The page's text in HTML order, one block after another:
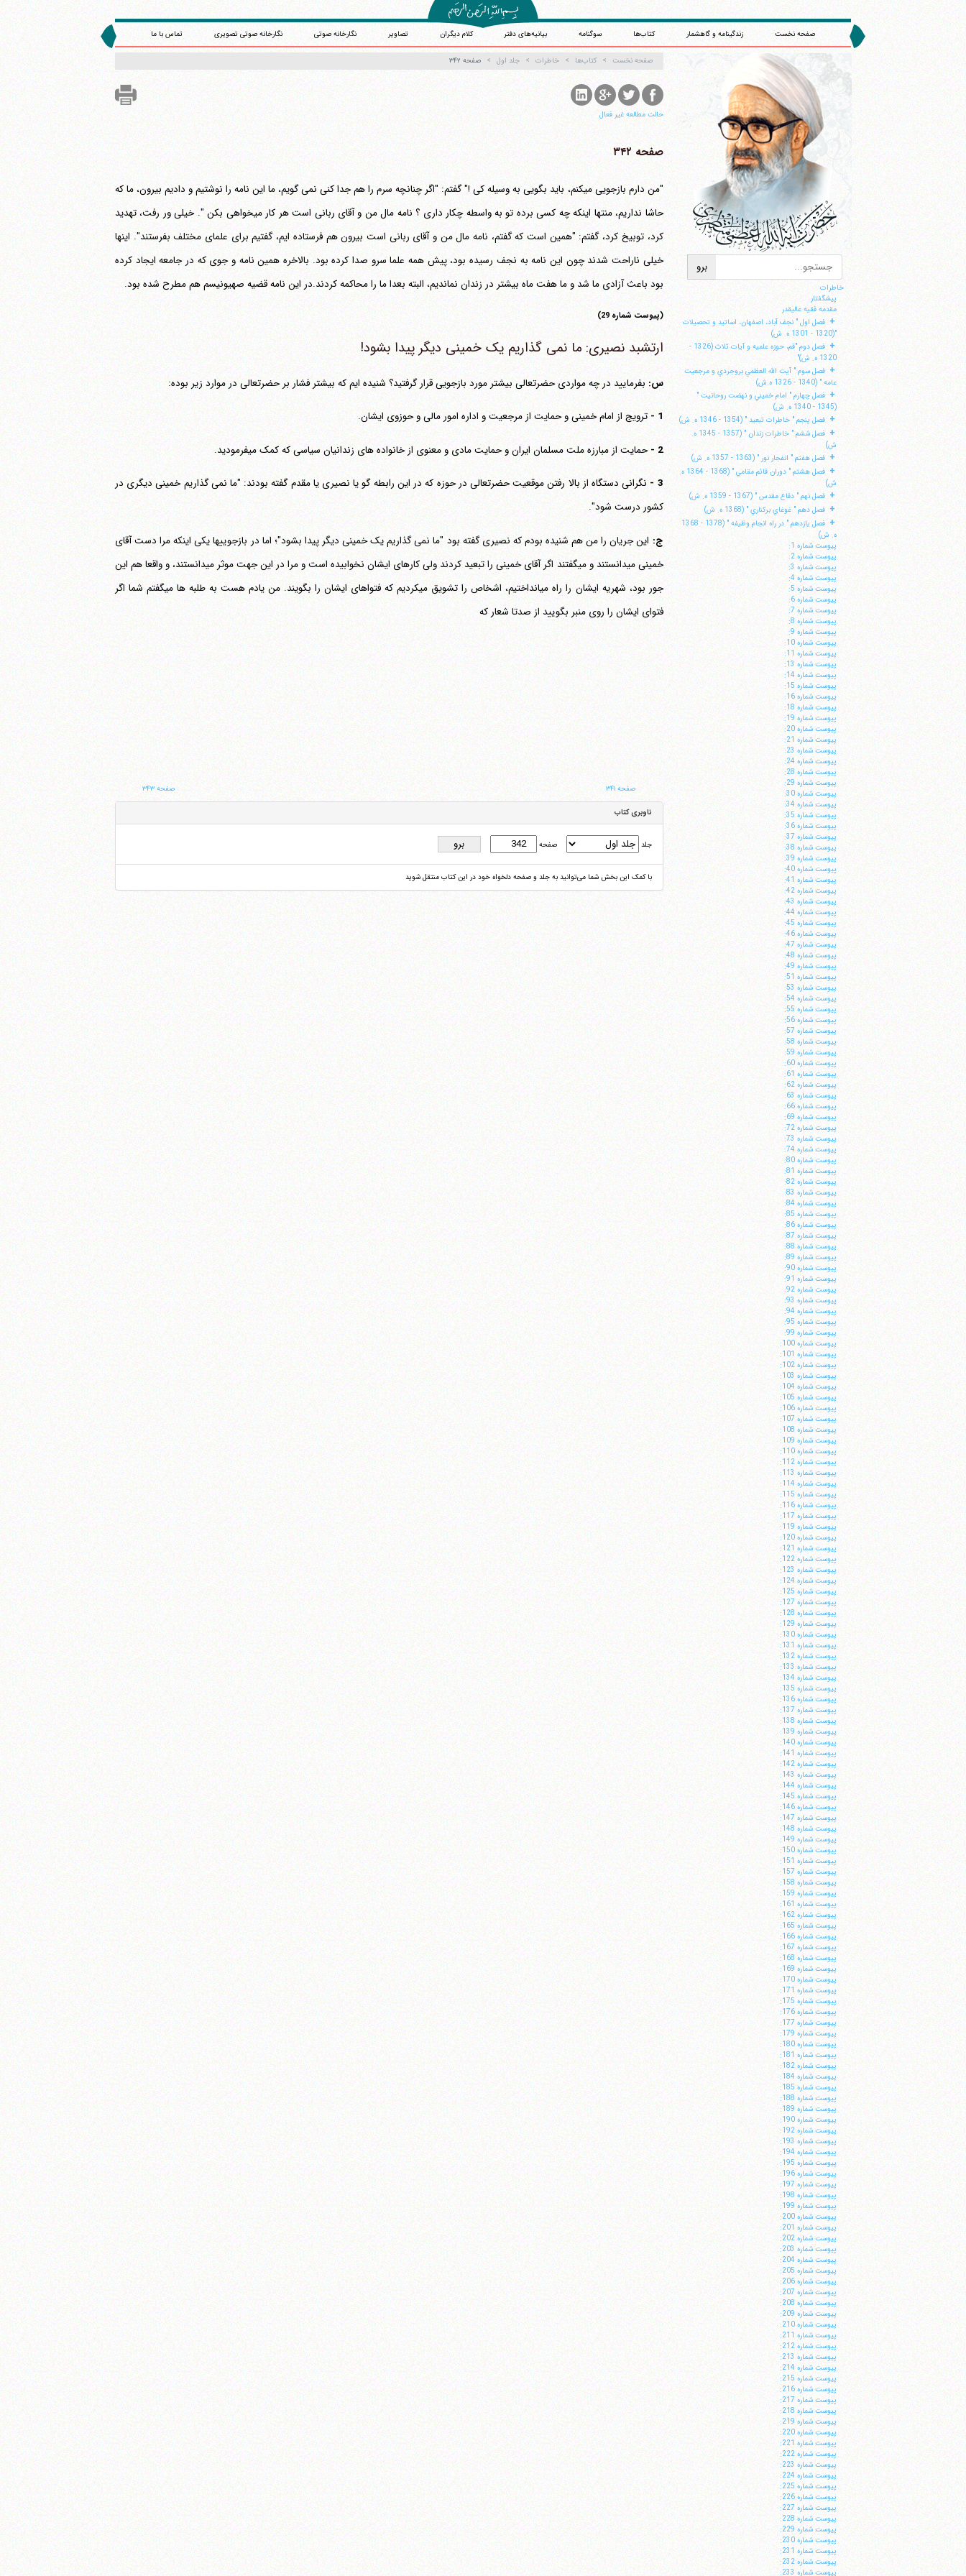
صفحه نخست زندگینامه و گاهشمار کتاب‌ها سوگنامه بیانیه‌های دفتر کلام دیگران تصاویر نگارخانه صوتی نگارخانه صوتی تصویری تماس با ما
خاطرات
پيشگفتار
مقدمه فقيه عاليقدر
+ فصل اول " نجف آباد، اصفهان، اساتيد و تحصيلات
"(1320 - 1301 ه. ش)
+
فصل دوم "قم، حوزه علميه و آيات ثلاث (1326 -
1320 ه. ش)"
+ فصل سوم " آيت الله العظمي بروجردي و مرجعيت
عامه " (1340 - 1326 ه.ش)
+ فصل چهارم " امام خميني و نهضت روحانيت "
(1345 - 1340 ه. ش)
+ فصل پنجم " خاطرات تبعيد " (1354 - 1346 ه. ش)
+
فصل ششم " خاطرات زندان " (1357 - 1345 ه.
ش)
+ فصل هفتم " انفجار نور " (1363 - 1357 ه. ش)
+
فصل هشتم " دوران قائم مقامي " (1368 - 1364 ه.
ش)
+ فصل نهم " دفاع مقدس " (1367 - 1359 ه. ش)
+ فصل دهم " غوغاي بركناري " (1368 ه. ش)
+
فصل يازدهم " در راه انجام وظيفه " (1378 - 1368
ه. ش)
پيوست شماره 1:
پيوست شماره 2:
پيوست شماره 3:
پيوست شماره 4:
پيوست شماره 5:
پيوست شماره 6:
پيوست شماره 7:
پيوست شماره 8:
پيوست شماره 9:
پيوست شماره 10:
پيوست شماره 11:
پيوست شماره 13:
پيوست شماره 14:
پيوست شماره 15:
پيوست شماره 16:
پيوست شماره 18:
پيوست شماره 19:
پيوست شماره 20:
پيوست شماره 21:
پيوست شماره 23:
پيوست شماره 24:
پيوست شماره 28:
پيوست شماره 29:
پيوست شماره 30:
پيوست شماره 34:
پيوست شماره 35:
پيوست شماره 36:
پيوست شماره 37:
پيوست شماره 38:
پيوست شماره 39:
پيوست شماره 40:
پيوست شماره 41:
پيوست شماره 42:
پيوست شماره 43:
پيوست شماره 44:
پيوست شماره 45:
پيوست شماره 46:
پيوست شماره 47:
پيوست شماره 48:
پيوست شماره 49:
پيوست شماره 51:
پيوست شماره 53:
پيوست شماره 54:
پيوست شماره 55:
پيوست شماره 56:
پيوست شماره 57:
پيوست شماره 58:
پيوست شماره 59:
پيوست شماره 60:
پيوست شماره 61:
پيوست شماره 62:
پيوست شماره 63:
پيوست شماره 66:
پيوست شماره 69:
پيوست شماره 72:
پيوست شماره 73:
پيوست شماره 74:
پيوست شماره 80:
پيوست شماره 81:
پيوست شماره 82:
پيوست شماره 83:
پيوست شماره 84:
پيوست شماره 85:
پيوست شماره 86:
پيوست شماره 87:
پيوست شماره 88:
پيوست شماره 89:
پيوست شماره 90:
پيوست شماره 91:
پيوست شماره 92:
پيوست شماره 93:
پيوست شماره 94:
پيوست شماره 95:
پيوست شماره 99:
پيوست شماره 100:
پيوست شماره 101:
پيوست شماره 102:
پيوست شماره 103:
پيوست شماره 104:
پيوست شماره 105:
پيوست شماره 106:
پيوست شماره 107:
پيوست شماره 108:
پيوست شماره 109:
پيوست شماره 110:
پيوست شماره 112:
پيوست شماره 113:
پيوست شماره 114:
پيوست شماره 115:
پيوست شماره 116:
پيوست شماره 117:
پيوست شماره 119:
پيوست شماره 120:
پيوست شماره 121:
پيوست شماره 122:
پيوست شماره 123:
پيوست شماره 124:
پيوست شماره 125:
پيوست شماره 127:
پيوست شماره 128:
پيوست شماره 129:
پيوست شماره 130:
پيوست شماره 131:
پيوست شماره 132:
پيوست شماره 133:
پيوست شماره 134:
پيوست شماره 135:
پيوست شماره 136:
پيوست شماره 137:
پيوست شماره 138:
پيوست شماره 139:
پيوست شماره 140:
پيوست شماره 141:
پيوست شماره 142:
پيوست شماره 143:
پيوست شماره 144:
پيوست شماره 145:
پيوست شماره 146:
پيوست شماره 147:
پيوست شماره 148:
پيوست شماره 149:
پيوست شماره 150:
پيوست شماره 151:
پيوست شماره 157:
پيوست شماره 158:
پيوست شماره 159:
پيوست شماره 161:
پيوست شماره 162:
پيوست شماره 165:
پيوست شماره 166:
پيوست شماره 167:
پيوست شماره 168:
پيوست شماره 169:
پيوست شماره 170:
پيوست شماره 171:
پيوست شماره 175:
پيوست شماره 176:
پيوست شماره 177:
پيوست شماره 179:
پيوست شماره 180:
پيوست شماره 181:
پيوست شماره 182:
پيوست شماره 184:
پيوست شماره 185:
پيوست شماره 188:
پيوست شماره 189:
پيوست شماره 190:
پيوست شماره 192:
پيوست شماره 193:
پيوست شماره 194:
پيوست شماره 195:
پيوست شماره 196:
پيوست شماره 197:
پيوست شماره 198:
پيوست شماره 199:
پيوست شماره 200:
پيوست شماره 201:
پيوست شماره 202:
پيوست شماره 203:
پيوست شماره 204:
پيوست شماره 205:
پيوست شماره 206:
پيوست شماره 207:
پيوست شماره 208:
پيوست شماره 209:
پيوست شماره 210:
پيوست شماره 211:
پيوست شماره 212:
پيوست شماره 213:
پيوست شماره 214:
پيوست شماره 215:
پيوست شماره 216:
پيوست شماره 217:
پيوست شماره 218:
پيوست شماره 219:
پيوست شماره 220:
پيوست شماره 221:
پيوست شماره 222:
پيوست شماره 223:
پيوست شماره 224:
پيوست شماره 225:
پيوست شماره 226:
پيوست شماره 227:
پيوست شماره 228:
پيوست شماره 229:
پيوست شماره 230:
پيوست شماره 231:
پيوست شماره 232:
پيوست شماره 233:
صفحه نخست کتاب‌ها خاطرات جلد اول صفحه ۳۴۲
حالت مطالعه غیر فعال
صفحه ۳۴۲
"من دارم بازجویی می‎کنم، باید بگویی به وسیله کی !" گفتم: "اگر چنانچه سرم را هم جدا کنی نمی گویم، ما این نامه را نوشتیم و دادیم بیرون، ما که
حاشا نداریم، منتها اینکه چه کسی برده تو به واسطه چکار داری ؟ نامه مال من و آقای ربانی است هر کار می‎خواهی بکن ". خیلی ور رفت، تهدید
کرد، توبیخ کرد، گفتم: "همین است که گفتم، نامه مال من و آقای ربانی است بیرون هم فرستاده ایم، گفتیم برای علمای مختلف بفرستند". اینها
خیلی ناراحت شدند چون این نامه به نجف رسیده بود، پیش همه علما سرو صدا کرده بود. بالاخره همین نامه و جوی که در جامعه ایجاد کرده
بود باعث آزادی ما شد و ما هفت ماه بیشتر در زندان نماندیم، البته بعدا ما را محاکمه کردند.در این نامه قضیه صهیونیسم هم مطرح شده بود.
(پیوست شماره 29)
ارتشبد نصیری: ما نمی گذاریم یک خمینی دیگر پیدا بشود!
س: بفرمایید در چه مواردی حضرتعالی بیشتر مورد بازجویی قرار گرفتید؟ شنیده ایم که بیشتر فشار بر حضرتعالی در موارد زیر بوده:
1 - ترویج از امام خمینی و حمایت از مرجعیت و اداره امور مالی و حوزوی ایشان.
2 - حمایت از مبارزه ملت مسلمان ایران و حمایت مادی و معنوی از خانواده های زندانیان سیاسی که کمک می‎فرمودید.
3 -
نگرانی دستگاه از بالا رفتن موقعیت حضرتعالی در حوزه که در این رابطه گو یا نصیری یا مقدم گفته بودند: "ما نمی گذاریم خمینی دیگری در
کشور درست شود".
ج: این جریان را من هم شنیده بودم که نصیری گفته بود "ما نمی گذاریم یک خمینی دیگر پیدا بشود"؛ اما در بازجوییها یکی اینکه مرا دست آقای
خمینی می‎دانستند و می‎گفتند اگر آقای خمینی را تبعید کردند ولی کارهای ایشان نخوابیده است و مرا در این جهت موثر می‎دانستند، و واقعا هم این
جور بود، شهریه ایشان را راه می‎انداختیم، اشخاص را تشویق می‎کردیم که فتواهای ایشان را بگویند. من یادم هست به طلبه ها می‎گفتم شما اگر
فتوای ایشان را روی منبر بگویید از صدتا شعار که
صفحه ۳۴۱ صفحه ۳۴۳
ناوبری کتاب
جلد صفحه
با کمک این بخش شما می‌توانید به جلد و صفحه دلخواه خود در این کتاب منتقل شوید